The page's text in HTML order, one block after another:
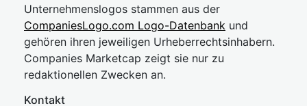
Unternehmenslogos stammen aus der
CompaniesLogo.com Logo-Datenbank und
gehören ihren jeweiligen Urheberrechtsinhabern.
Companies Marketcap zeigt sie nur zu
redaktionellen Zwecken an.
Kontakt